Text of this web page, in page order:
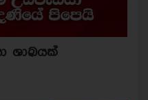
ශාඛයක්